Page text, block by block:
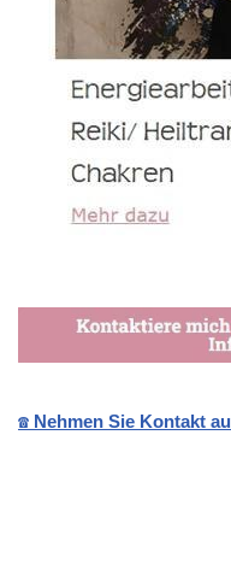
☎️ Nehmen Sie Kontakt